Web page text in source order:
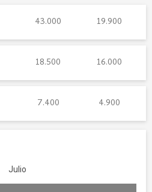
43.000 19.900
18.500 16.000
7.400 4.900
Julio